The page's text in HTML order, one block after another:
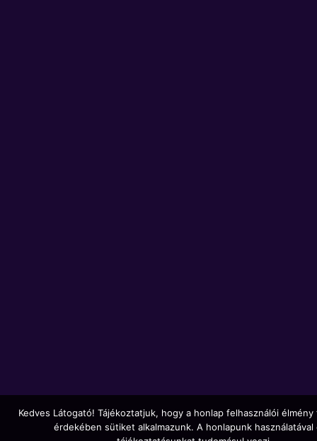
Kedves Látogató! Tájékoztatjuk, hogy a honlap felhasználói élmény
érdekében sütiket alkalmazunk. A honlapunk használatával